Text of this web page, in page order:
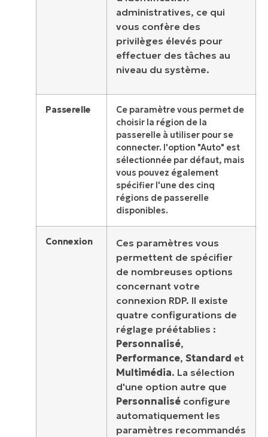
administratives, ce qui
vous confère des
privilèges élevés pour
effectuer des tâches au
niveau du système.
Passerelle
Ce paramètre vous permet de
choisir la région de la
passerelle à utiliser pour se
connecter. l'option "Auto" est
sélectionnée par défaut, mais
vous pouvez également
spécifier l'une des cinq
régions de passerelle
disponibles.
Connexion
Ces paramètres vous
permettent de spécifier
de nombreuses options
concernant votre
connexion RDP. Il existe
quatre configurations de
réglage préétablies :
Personnalisé,
Performance, Standard et
Multimédia. La sélection
d'une option autre que
Personnalisé configure
automatiquement les
paramètres recommandés